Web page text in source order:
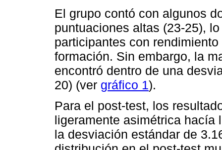
El grupo contó con algunos
puntuaciones altas (23-25),
participantes con
formación. Sin embargo, la
encontró dentro de una
20) (ver gráfico 1).
Para el post-test, los
ligeramente asimétrica hacía
la desviación estándar de